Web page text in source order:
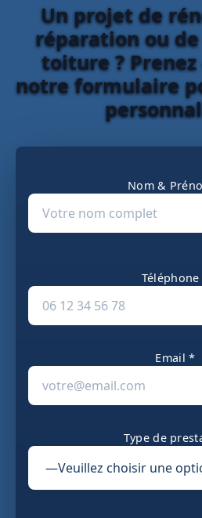
Un projet de
réparation ou
toiture ?
notre formulaire
Nom &
Email *
Type de